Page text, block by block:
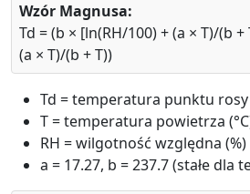
Wzór Magnusa:
Td = (b × [ln(RH/100) + (a × T)/(b
(a × T)/(b + T))
Td = temperatura punktu rosy
T = temperatura powietrza
RH = wilgotność względna (%)
a = 17.27, b = 237.7 (stałe dla